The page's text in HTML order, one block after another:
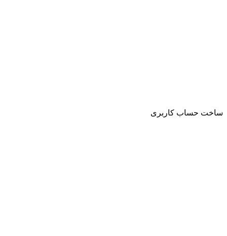
ساخت حساب کاربری